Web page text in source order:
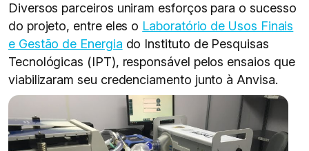
Diversos parceiros uniram esforços para o sucesso
do projeto, entre eles o Laboratório de Usos Finais
e Gestão de Energia do Instituto de Pesquisas
Tecnológicas (IPT), responsável pelos ensaios que
viabilizaram seu credenciamento junto à Anvisa.